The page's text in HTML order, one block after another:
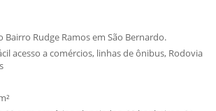
Bairro Rudge Ramos em São Bernardo.
acesso a comércios, linhas de ônibus, Rodovia